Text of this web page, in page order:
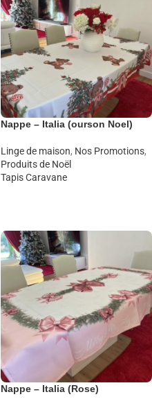
Nappe – Italia (ourson Noel)
Linge de maison, Nos Promotions,
Produits de Noël
Tapis Caravane
Nappe – Italia (Rose)